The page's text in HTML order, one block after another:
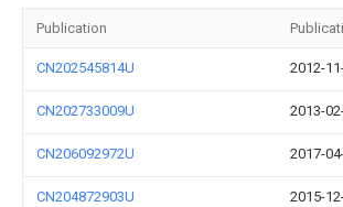
Publication
CN202545814U 2012-
CN202733009U 2013-
CN206092972U 2017-
CN204872903U 2015-